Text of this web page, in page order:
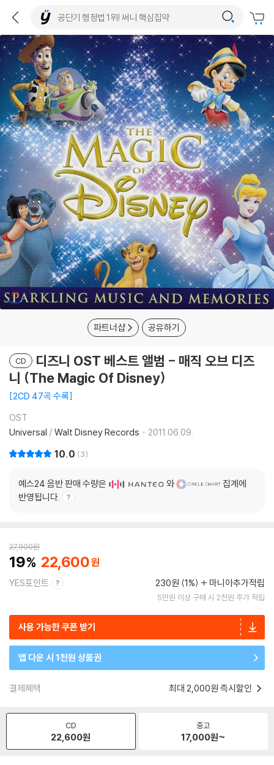
파트너샵 공유하기
CD
디즈니 OST 베스트 앨범 - 매직 오브 디즈
니 (The Magic Of Disney)
2CD 47곡 수록
OST
Universal / Walt Disney Records 2011.06.09.
10.0 3
예스24 음반 판매 수량은 와
집계에
반영됩니다.
27,900원
19 22,600
YES포인트 230원 (1%) 마니아추가적립
5만원 이상 구매 시 2천원 추가 적립
사용 가능한 쿠폰 받기
앱 다운 시 1천원 상품권
결제혜택 최대 2,000원 즉시할인
CD
22,600원
중고
17,000원~